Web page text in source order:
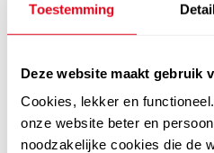
Toestemming
Deze website maakt gebruik
Cookies, lekker en
onze website beter en
noodzakelijke cookies die de